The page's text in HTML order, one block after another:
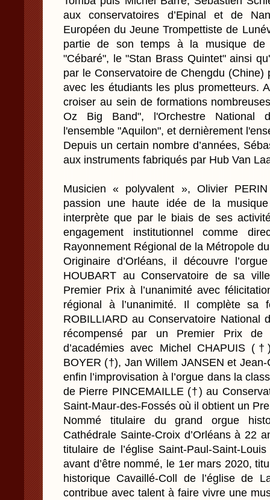
aux conservatoires d’Epinal et de
Européen du Jeune Trompettiste de
partie de son temps à la musique de
"Cébaré", le "Stan Brass Quintet" ainsi
par le Conservatoire de Chengdu (Chine)
avec les étudiants les plus prometteurs.
croiser au sein de formations
Oz Big Band", l'Orchestre National
l'ensemble "Aquilon", et dernièrement
Depuis un certain nombre d’années,
aux instruments fabriqués par Hub Van
Musicien « polyvalent », Olivier
passion une haute idée de la
interprète que par le biais de ses
engagement institutionnel comme
Rayonnement Régional de la Métropole
Originaire d’Orléans, il découvre
HOUBART au Conservatoire de sa
Premier Prix à l’unanimité avec
régional à l’unanimité. Il complète sa
ROBILLIARD au Conservatoire National
récompensé par un Premier Prix de
d’académies avec Michel CHAPUIS
BOYER (†), Jan Willem JANSEN et
enfin l’improvisation à l’orgue dans la
de Pierre PINCEMAILLE (†) au
Saint-Maur-des-Fossés où il obtient un
Nommé titulaire du grand orgue
Cathédrale Sainte-Croix d’Orléans à 22
titulaire de l’église Saint-Paul-Saint-
avant d’être nommé, le 1er mars 2020,
historique Cavaillé-Coll de l’église de
contribue avec talent à faire vivre une